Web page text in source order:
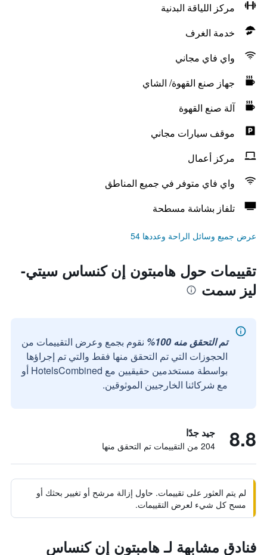
مركز اللياقة البدنية
خدمة الغرف
واي فاي مجاني
جهاز صنع القهوة/ الشاي
آلة صنع القهوة
موقف سيارات مجاني
مركز أعمال
واي فاي متوفر في جميع المناطق
تلفاز بشاشة مسطحة
عرض جميع وسائل الراحة وعددها 54
تقييمات حول هامبتون إن كنساس سيتي-
ليز سمت
تم التحقق منه 100%
نقوم بجمع وعرض التقييمات من
الحجوزات التي تم التحقق منها فقط والتي تم إجراؤها
بواسطة مستخدمين حقيقيين مع HotelsCombined أو
مع شركائنا الخارجيين الموثوقين.
8.8 جيد جدًا
204 من التقييمات تم التحقق منها
لم يتم العثور على تقييمات. حاول إزالة مرشح أو تغيير بحثك أو
مسح كل شيء لعرض التقييمات.
فنادق مشابهة لـ هامبتون إن كنساس